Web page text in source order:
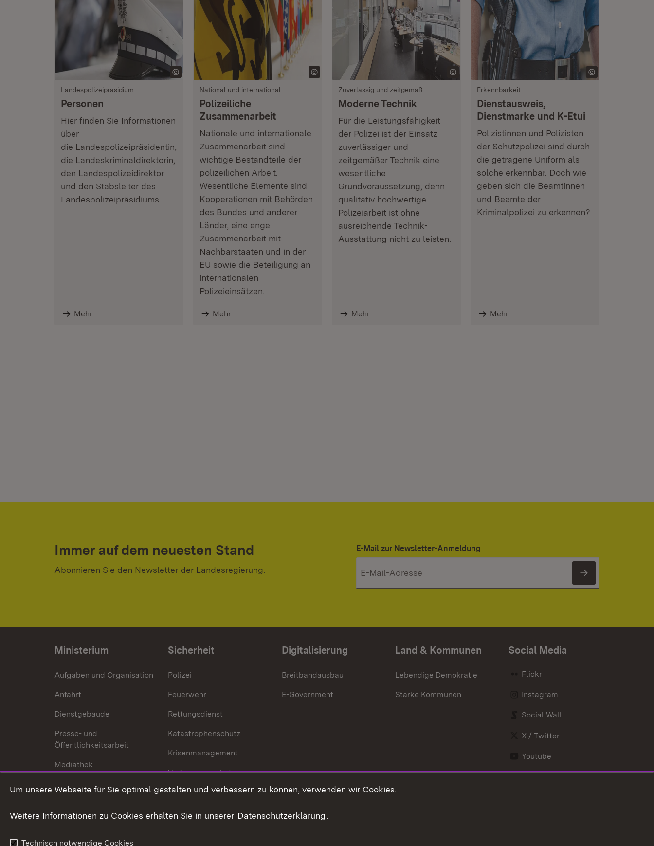
Landespolizeipräsidium
Personen
Hier finden Sie Informationen
über
die Landespolizeipräsidentin,
die Landeskriminaldirektorin,
den Landespolizeidirektor
und den Stabsleiter des
Landespolizeipräsidiums.
Mehr
National und international
Polizeiliche
Zusammenarbeit
Nationale und internationale
Zusammenarbeit sind
wichtige Bestandteile der
polizeilichen Arbeit.
Wesentliche Elemente sind
Kooperationen mit Behörden
des Bundes und anderer
Länder, eine enge
Zusammenarbeit mit
Nachbarstaaten und in der
EU sowie die Beteiligung an
internationalen
Polizeieinsätzen.
Mehr
Zuverlässig und zeitgemäß
Moderne Technik
Für die Leistungsfähigkeit
der Polizei ist der Einsatz
zuverlässiger und
zeitgemäßer Technik eine
wesentliche
Grundvoraussetzung, denn
qualitativ hochwertige
Polizeiarbeit ist ohne
ausreichende Technik-
Ausstattung nicht zu leisten.
Mehr
Erkennbarkeit
Dienstausweis,
Dienstmarke und K-Etui
Polizistinnen und Polizisten
der Schutzpolizei sind durch
die getragene Uniform als
solche erkennbar. Doch wie
geben sich die Beamtinnen
und Beamte der
Kriminalpolizei zu erkennen?
Mehr
Immer auf dem neuesten Stand
Abonnieren Sie den Newsletter der Landesregierung.
E-Mail zur Newsletter-Anmeldung
Newsletter
Ministerium
Aufgaben und Organisation
Anfahrt
Dienstgebäude
Presse- und
Öffentlichkeitsarbeit
Mediathek
Publikationen
Sicherheit
Polizei
Feuerwehr
Rettungsdienst
Katastrophenschutz
Krisenmanagement
Verfassungsschutz
Datenschutz
Glücksspielrecht
Digitalisierung
Breitbandausbau
E-Government
Land & Kommunen
Lebendige Demokratie
Starke Kommunen
Social Media
Flickr
Instagram
Social Wall
X / Twitter
Youtube
Um unsere Webseite für Sie optimal gestalten und verbessern zu können, verwenden wir Cookies.
Weitere Informationen zu Cookies erhalten Sie in unserer Datenschutzerklärung.
Technisch notwendige Cookies